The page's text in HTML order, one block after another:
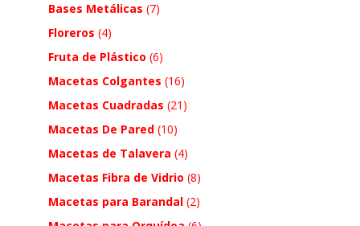
Bases Metálicas (7)
Floreros (4)
Fruta de Plástico (6)
Macetas Colgantes (16)
Macetas Cuadradas (21)
Macetas De Pared (10)
Macetas de Talavera (4)
Macetas Fibra de Vidrio (8)
Macetas para Barandal (2)